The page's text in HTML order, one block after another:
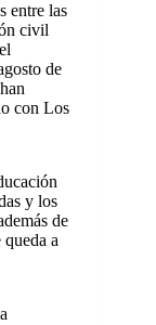
entre las
civil
de
con Los
y los
de
a